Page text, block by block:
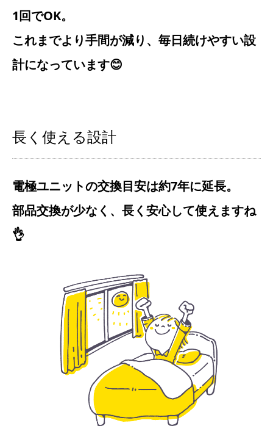
1回でOK。
これまでより手間が減り、毎日続けやすい設
計になっています😊
長く使える設計
電極ユニットの交換目安は約7年に延長。
部品交換が少なく、長く安心して使えますね
👌